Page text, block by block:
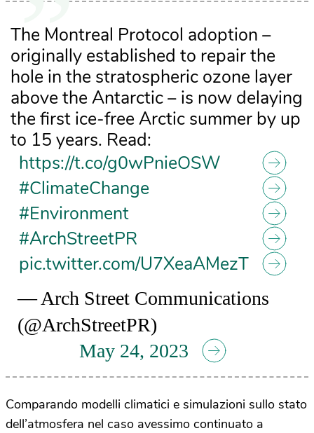
The Montreal Protocol adoption –
originally established to repair the
hole in the stratospheric ozone layer
above the Antarctic – is now delaying
the first ice-free Arctic summer by up
to 15 years. Read:
https://t.co/g0wPnieOSW
#ClimateChange
#Environment
#ArchStreetPR
pic.twitter.com/U7XeaAMezT
— Arch Street Communications
(@ArchStreetPR)
May 24, 2023
Comparando modelli climatici e simulazioni sullo stato
dell’atmosfera nel caso avessimo continuato a